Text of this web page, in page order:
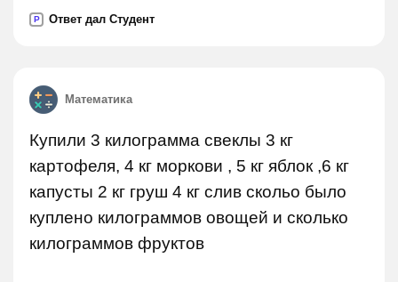
P Ответ дал Студент
Математика
Купили 3 килограмма свеклы 3 кг
картофеля, 4 кг моркови , 5 кг яблок ,6 кг
капусты 2 кг груш 4 кг слив скольо было
куплено килограммов овощей и сколько
килограммов фруктов